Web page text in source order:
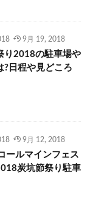
9月 19, 2018
り2018の駐車場や
?日程や見どころ
9月 12, 2018
ールマインフェス
炭坑節祭り駐車